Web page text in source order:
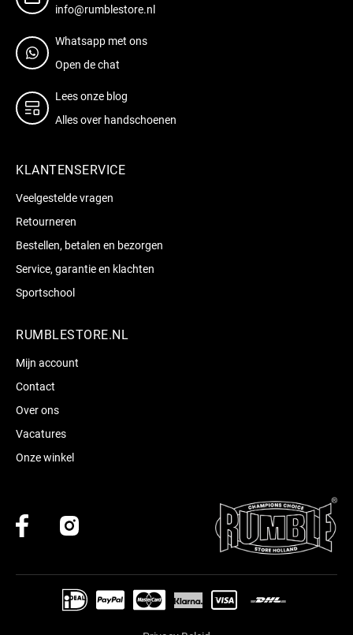
info@rumblestore.nl
Whatsapp met ons
Open de chat
Lees onze blog
Alles over handschoenen
KLANTENSERVICE
Veelgestelde vragen
Retourneren
Bestellen, betalen en bezorgen
Service, garantie en klachten
Sportschool
RUMBLESTORE.NL
Mijn account
Contact
Over ons
Vacatures
Onze winkel